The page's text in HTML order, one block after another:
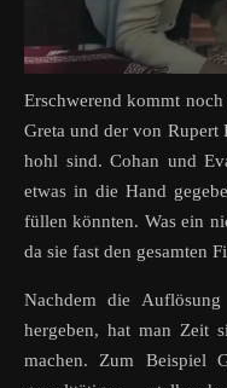
Erschwerend kommt
Greta und der von Rupert
hohl sind. Cohan und
etwas in die Hand
füllen könnten. Was ein
da sie fast den gesamten
Nachdem die
hergeben, hat man Zeit
machen. Zum Beispiel